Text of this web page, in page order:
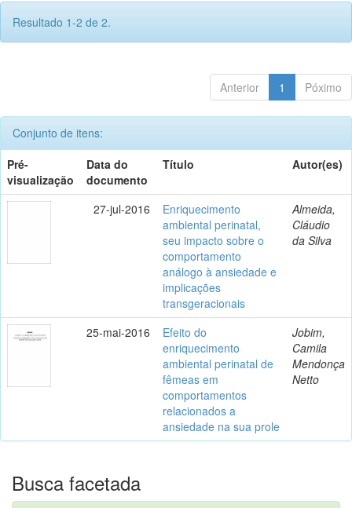
Resultado 1-2 de 2.
Anterior 1 Póximo
Conjunto de itens:
Pré-
visualização
Data do
documento
Título Autor(es)
27-jul-2016
Enriquecimento
ambiental perinatal,
seu impacto sobre o
comportamento
análogo à ansiedade e
implicações
transgeracionais
Almeida,
Cláudio
da Silva
25-mai-2016
Efeito do
enriquecimento
ambiental perinatal de
fêmeas em
comportamentos
relacionados a
ansiedade na sua prole
Jobim,
Camila
Mendonça
Netto
Busca facetada